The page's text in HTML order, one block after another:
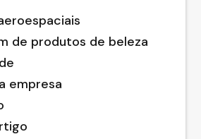
de produtos de beleza
empresa